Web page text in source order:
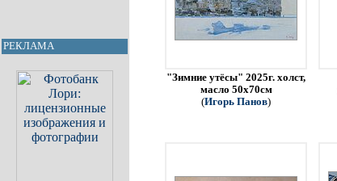
РЕКЛАМА
"Зимние утёсы" 2025г. холст,
масло 50х70см
(Игорь Панов)